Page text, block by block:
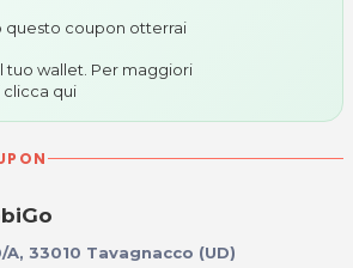
questo coupon otterrai
tuo wallet. Per maggiori
clicca qui
33010 Tavagnacco (UD)